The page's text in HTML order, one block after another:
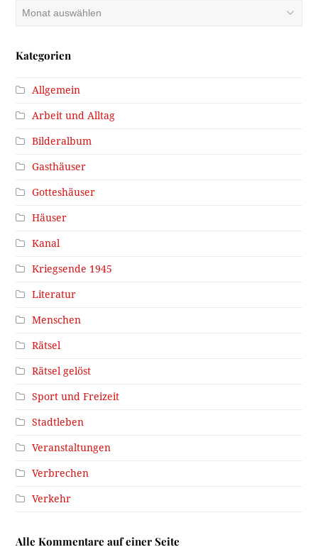
Kategorien
Allgemein
Arbeit und Alltag
Bilderalbum
Gasthäuser
Gotteshäuser
Häuser
Kanal
Kriegsende 1945
Literatur
Menschen
Rätsel
Rätsel gelöst
Sport und Freizeit
Stadtleben
Veranstaltungen
Verbrechen
Verkehr
Alle Kommentare auf einer Seite